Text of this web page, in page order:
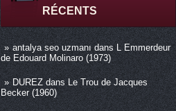
RÉCENTS
antalya seo uzmanıdans L Emmerdeur
de Edouard Molinaro (1973)
DUREZdans Le Trou de Jacques
Becker (1960)